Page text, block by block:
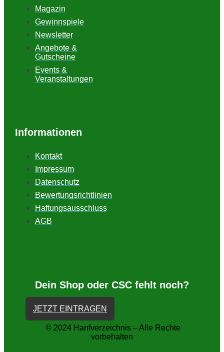
Magazin
Gewinnspiele
Newsletter
Angebote &
Gutscheine
Events &
Veranstaltungen
Informationen
Kontakt
Impressum
Datenschutz
Bewertungsrichtlinien
Haftungsausschluss
AGB
Dein Shop oder CSC fehlt noch?
JETZT EINTRAGEN
© 2024 Hanfverzeichnis – Alle Rechte
vorbehalten